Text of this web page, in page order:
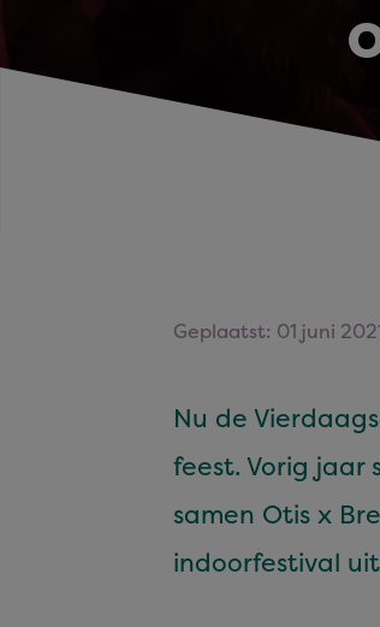
Geplaatst: 01 juni
Nu de
feest. Vorig jaar
samen Otis x
indoor­fes­ti­val